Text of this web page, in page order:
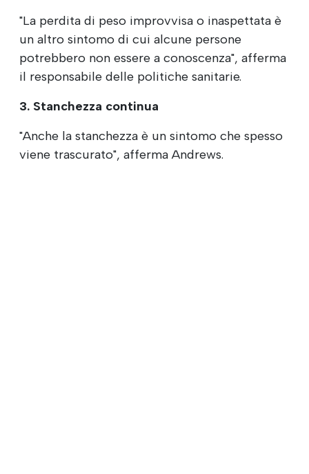
"La perdita di peso improvvisa o inaspettata è
un altro sintomo di cui alcune persone
potrebbero non essere a conoscenza", afferma
il responsabile delle politiche sanitarie.
3. Stanchezza continua
"Anche la stanchezza è un sintomo che spesso
viene trascurato", afferma Andrews.